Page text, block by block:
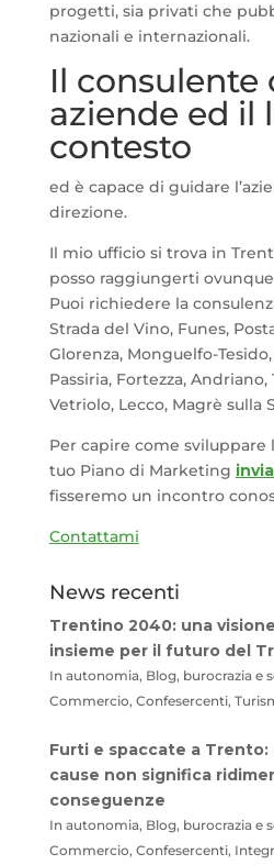
progetti, sia privati che
nazionali e internazionali.
Il consulente
aziende ed il
contesto
ed è capace di guidare
direzione.
Il mio ufficio si trova in
posso raggiungerti
Puoi richiedere la
Strada del Vino, Funes,
Glorenza, Monguelfo-
Passiria, Fortezza, Andriano,
Vetriolo, Lecco, Magrè sulla
Per capire come sviluppare
tuo Piano di Marketing
fisseremo un incontro
Contattami
News recenti
Trentino 2040: una
insieme per il futuro del
In autonomia, Blog, burocrazia e
Commercio, Confesercenti,
Furti e spaccate a
cause non significa
conseguenze
In autonomia, Blog, burocrazia e
Commercio, Confesercenti,